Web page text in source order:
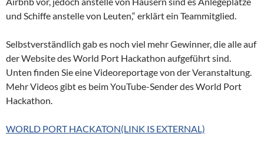
und Schiffe anstelle von Leuten,“ erklärt ein Teammitglied.
Selbstverständlich gab es noch viel mehr Gewinner, die alle auf
der Website des World Port Hackathon aufgeführt sind.
Unten finden Sie eine Videoreportage von der Veranstaltung.
Mehr Videos gibt es beim YouTube-Sender des World Port
Hackathon.
WORLD PORT HACKATON(LINK IS EXTERNAL)